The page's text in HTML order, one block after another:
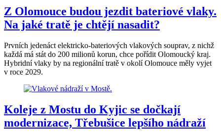
Z Olomouce budou jezdit bateriové vlaky.
Na jaké tratě je chtějí nasadit?
Prvních jedenáct elektricko-bateriových vlakových souprav, z nichž
každá má stát do 200 milionů korun, chce pořídit Olomoucký kraj.
Hybridní vlaky by na regionální tratě v okolí Olomouce měly vyjet
v roce 2029.
Koleje z Mostu do Kyjic se dočkají
modernizace, Třebušice lepšího nádraží